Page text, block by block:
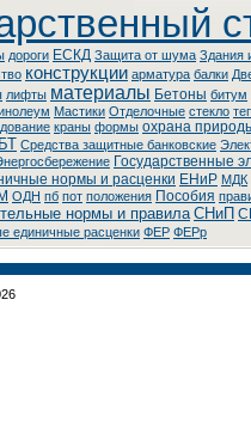
дороги ЕСКД Защита от шума Здания
конструкции арматура балки
лифты материалы Бетоны битум
Macтики Oтдeлoчныe стекло
краны формы охрана
Cpeдcтвa зaщитныe бaнкoвcкиe
Государственные
нормы и расценки ЕНиР МДК
ОДН пб пот положения Пособия
нормы и правила СНиП
единичные расценки ФЕР ФЕРр